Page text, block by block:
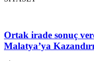
Ortak irade sonuç
Malatya’ya